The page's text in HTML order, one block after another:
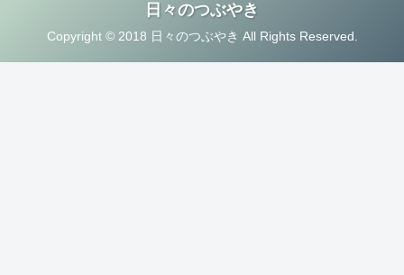
日々のつぶやき
Copyright © 2018 日々のつぶやき All Rights Reserved.